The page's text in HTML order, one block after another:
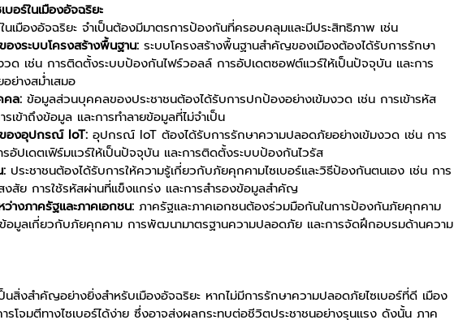
อร์ในเมืองอัจฉริยะ
เมืองอัจฉริยะ จำเป็นต้องมีมาตรการป้องกันที่ครอบคลุมและมีประสิทธิภาพ เช่น
งระบบโครงสร้างพื้นฐาน: ระบบโครงสร้างพื้นฐานสำคัญของเมืองต้องได้รับการรักษา
ด เช่น การติดตั้งระบบป้องกันไฟร์วอลล์ การอัปเดตซอฟต์แวร์ให้เป็นปัจจุบัน และการ
ย่างสม่ำเสมอ
คล: ข้อมูลส่วนบุคคลของประชาชนต้องได้รับการปกป้องอย่างเข้มงวด เช่น การเข้ารหัส
เข้าถึงข้อมูล และการทำลายข้อมูลที่ไม่จำเป็น
องอุปกรณ์ IoT: อุปกรณ์ IoT ต้องได้รับการรักษาความปลอดภัยอย่างเข้มงวด เช่น การ
อัปเดตเฟิร์มแวร์ให้เป็นปัจจุบัน และการติดตั้งระบบป้องกันไวรัส
ประชาชนต้องได้รับการให้ความรู้เกี่ยวกับภัยคุกคามไซเบอร์และวิธีป้องกันตนเอง เช่น การ
งสัย การใช้รหัสผ่านที่แข็งแกร่ง และการสำรองข้อมูลสำคัญ
างภาครัฐและภาคเอกชน: ภาครัฐและภาคเอกชนต้องร่วมมือกันในการป้องกันภัยคุกคาม
ข้อมูลเกี่ยวกับภัยคุกคาม การพัฒนามาตรฐานความปลอดภัย และการจัดฝึกอบรมด้านความ
สิ่งสำคัญอย่างยิ่งสำหรับเมืองอัจฉริยะ หากไม่มีการรักษาความปลอดภัยไซเบอร์ที่ดี เมือง
รโจมตีทางไซเบอร์ได้ง่าย ซึ่งอาจส่งผลกระทบต่อชีวิตประชาชนอย่างรุนแรง ดังนั้น ภาค